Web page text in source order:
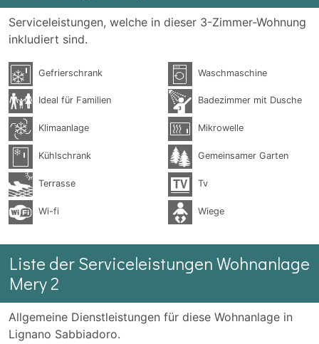
Serviceleistungen, welche in dieser 3-Zimmer-Wohnung
inkludiert sind.
Gefrierschrank Waschmaschine
Ideal für Familien Badezimmer mit Dusche
Klimaanlage Mikrowelle
Kühlschrank Gemeinsamer Garten
Terrasse Tv
Wi-fi Wiege
Liste der Serviceleistungen Wohnanlage
Mery 2
Allgemeine Dienstleistungen für diese Wohnanlage in
Lignano Sabbiadoro.